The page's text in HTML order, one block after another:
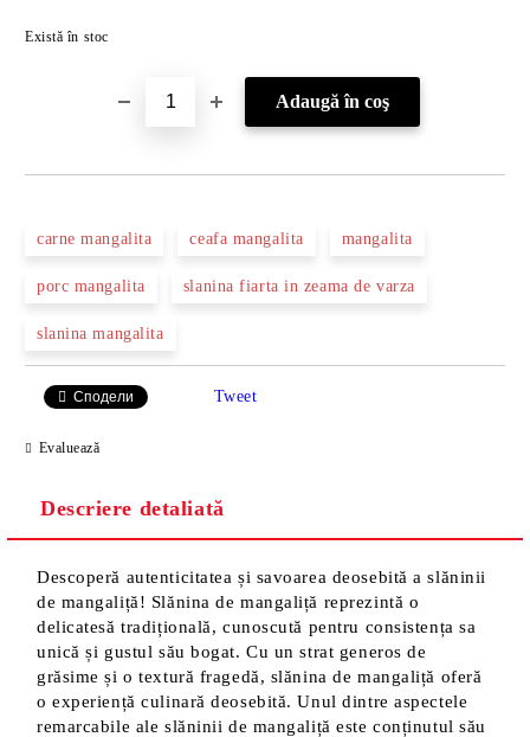
Există în stoc
carne mangalita ceafa mangalita mangalita
porc mangalita slanina fiarta in zeama de varza
slanina mangalita
Сподели Tweet
Evaluează
Descriere detaliată
Descoperă autenticitatea și savoarea deosebită a slăninii
de mangaliță! Slănina de mangaliță reprezintă o
delicatesă tradițională, cunoscută pentru consistența sa
unică și gustul său bogat. Cu un strat generos de
grăsime și o textură fragedă, slănina de mangaliță oferă
o experiență culinară deosebită. Unul dintre aspectele
remarcabile ale slăninii de mangaliță este conținutul său